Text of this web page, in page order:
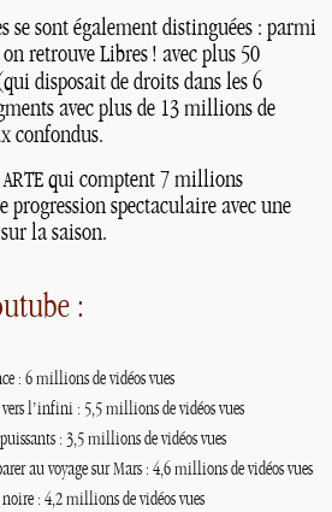
se sont également distinguées : parmi
retrouve Libres! avec plus 50
disposait de droits dans les 6
avec plus de 13 millions de
confondus.
ARTE qui comptent 7 millions
progression spectaculaire avec une
la saison.
:
: 6 millions de vidéos vues
vers l’infini : 5,5 millions de vidéos vues
: 3,5 millions de vidéos vues
au voyage sur Mars : 4,6 millions de vidéos vues
: 4,2 millions de vidéos vues